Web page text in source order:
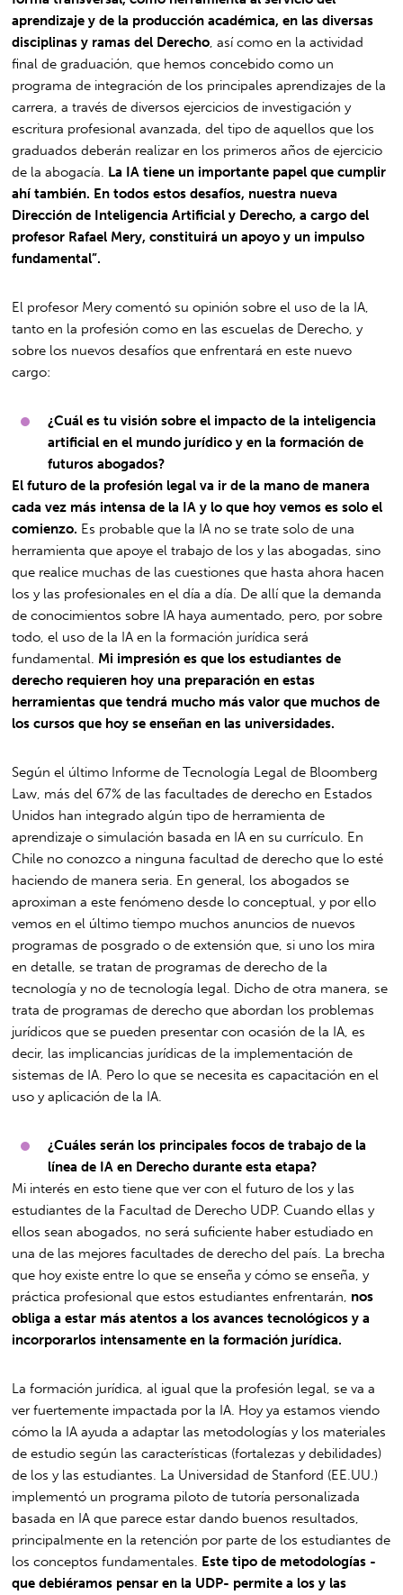
aprendizaje y de la producción académica, en las diversas
disciplinas y ramas del Derecho , así como en la actividad
final de graduación, que hemos concebido como un
programa de integración de los principales aprendizajes de la
carrera, a través de diversos ejercicios de investigación y
escritura profesional avanzada, del tipo de aquellos que los
graduados deberán realizar en los primeros años de ejercicio
de la abogacía. La IA tiene un importante papel que cumplir
ahí también. En todos estos desafíos, nuestra nueva
Dirección de Inteligencia Artificial y Derecho, a cargo del
profesor Rafael Mery, constituirá un apoyo y un impulso
fundamental”.
El profesor Mery comentó su opinión sobre el uso de la IA,
tanto en la profesión como en las escuelas de Derecho, y
sobre los nuevos desafíos que enfrentará en este nuevo
cargo:
¿Cuál es tu visión sobre el impacto de la inteligencia
artificial en el mundo jurídico y en la formación de
futuros abogados?
El futuro de la profesión legal va ir de la mano de manera
cada vez más intensa de la IA y lo que hoy vemos es solo el
comienzo. Es probable que la IA no se trate solo de una
herramienta que apoye el trabajo de los y las abogadas, sino
que realice muchas de las cuestiones que hasta ahora hacen
los y las profesionales en el día a día. De allí que la demanda
de conocimientos sobre IA haya aumentado, pero, por sobre
todo, el uso de la IA en la formación jurídica será
fundamental. Mi impresión es que los estudiantes de
derecho requieren hoy una preparación en estas
herramientas que tendrá mucho más valor que muchos de
los cursos que hoy se enseñan en las universidades.
Según el último Informe de Tecnología Legal de Bloomberg
Law, más del 67% de las facultades de derecho en Estados
Unidos han integrado algún tipo de herramienta de
aprendizaje o simulación basada en IA en su currículo. En
Chile no conozco a ninguna facultad de derecho que lo esté
haciendo de manera seria. En general, los abogados se
aproximan a este fenómeno desde lo conceptual, y por ello
vemos en el último tiempo muchos anuncios de nuevos
programas de posgrado o de extensión que, si uno los mira
en detalle, se tratan de programas de derecho de la
tecnología y no de tecnología legal. Dicho de otra manera, se
trata de programas de derecho que abordan los problemas
jurídicos que se pueden presentar con ocasión de la IA, es
decir, las implicancias jurídicas de la implementación de
sistemas de IA. Pero lo que se necesita es capacitación en el
uso y aplicación de la IA.
¿Cuáles serán los principales focos de trabajo de la
línea de IA en Derecho durante esta etapa?
Mi interés en esto tiene que ver con el futuro de los y las
estudiantes de la Facultad de Derecho UDP. Cuando ellas y
ellos sean abogados, no será suficiente haber estudiado en
una de las mejores facultades de derecho del país. La brecha
que hoy existe entre lo que se enseña y cómo se enseña, y
práctica profesional que estos estudiantes enfrentarán, nos
obliga a estar más atentos a los avances tecnológicos y a
incorporarlos intensamente en la formación jurídica.
La formación jurídica, al igual que la profesión legal, se va a
ver fuertemente impactada por la IA. Hoy ya estamos viendo
cómo la IA ayuda a adaptar las metodologías y los materiales
de estudio según las características (fortalezas y debilidades)
de los y las estudiantes. La Universidad de Stanford (EE.UU.)
implementó un programa piloto de tutoría personalizada
basada en IA que parece estar dando buenos resultados,
principalmente en la retención por parte de los estudiantes de
los conceptos fundamentales. Este tipo de metodologías -
que debiéramos pensar en la UDP- permite a los y las